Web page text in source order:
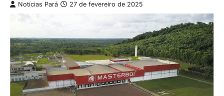
Notícias Pará 27 de fevereiro de 2025